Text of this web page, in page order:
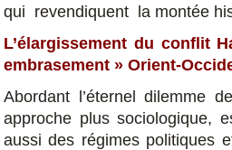
qui revendiquent la montée
L’élargissement du conflit
embrasement » Orient-
Abordant l’éternel dilemme
approche plus sociologique,
aussi des régimes politiques